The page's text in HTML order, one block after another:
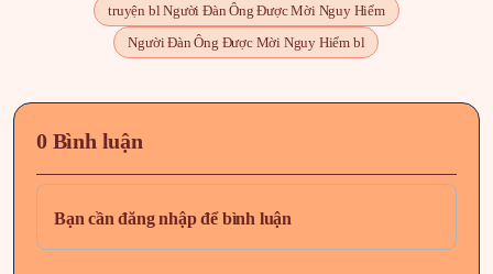
truyện bl Người Đàn Ông Được Mời Nguy Hiểm
Người Đàn Ông Được Mời Nguy Hiểm bl
0 Bình luận
Bạn cần đăng nhập để bình luận